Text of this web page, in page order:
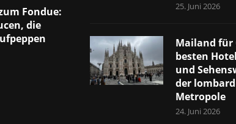
Fondue:
die
25. Juni 2026
Mailand für
besten
und
der
Metropole
24. Juni 2026